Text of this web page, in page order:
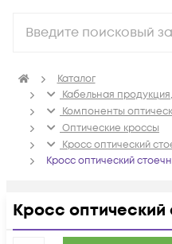
Каталог
Кабельная
Компоненты
Оптические кроссы
Кросс оптический
Кросс оптический
Кросс оптический